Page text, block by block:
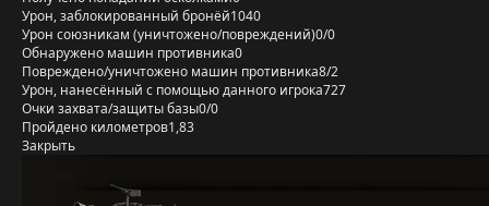
Урон, заблокированный бронёй1040
Урон союзникам (уничтожено/повреждений)0/0
Обнаружено машин противника0
Повреждено/уничтожено машин противника8/2
Урон, нанесённый с помощью данного игрока727
Очки захвата/защиты базы0/0
Пройдено километров1,83
Закрыть